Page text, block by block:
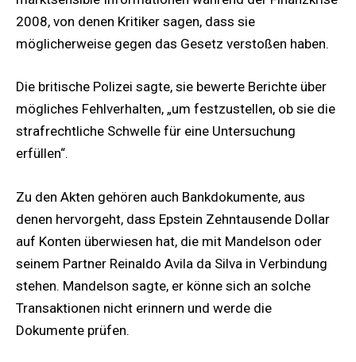
2008, von denen Kritiker sagen, dass sie
möglicherweise gegen das Gesetz verstoßen haben.
Die britische Polizei sagte, sie bewerte Berichte über
mögliches Fehlverhalten, „um festzustellen, ob sie die
strafrechtliche Schwelle für eine Untersuchung
erfüllen“.
Zu den Akten gehören auch Bankdokumente, aus
denen hervorgeht, dass Epstein Zehntausende Dollar
auf Konten überwiesen hat, die mit Mandelson oder
seinem Partner Reinaldo Avila da Silva in Verbindung
stehen. Mandelson sagte, er könne sich an solche
Transaktionen nicht erinnern und werde die
Dokumente prüfen.